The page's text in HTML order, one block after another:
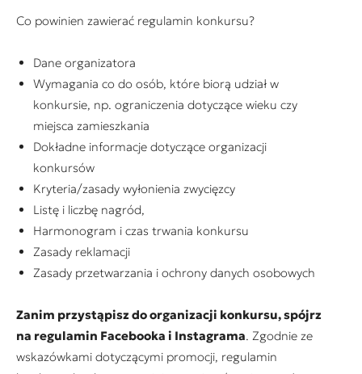
Co powinien zawierać regulamin konkursu?
Dane organizatora
Wymagania co do osób, które biorą udział w
konkursie, np. ograniczenia dotyczące wieku czy
miejsca zamieszkania
Dokładne informacje dotyczące organizacji
konkursów
Kryteria/zasady wyłonienia zwycięzcy
Listę i liczbę nagród,
Harmonogram i czas trwania konkursu
Zasady reklamacji
Zasady przetwarzania i ochrony danych osobowych
Zanim przystąpisz do organizacji konkursu, spójrz
na regulamin Facebooka i Instagrama. Zgodnie ze
wskazówkami dotyczącymi promocji, regulamin